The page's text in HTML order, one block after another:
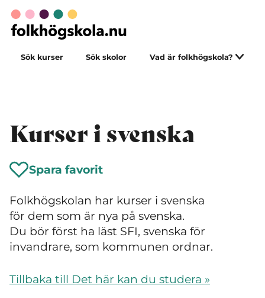
Sök kurser Sök skolor Vad är folkhögskola?
Kurser i svenska
Spara favorit
Folkhögskolan har kurser i svenska
för dem som är nya på svenska.
Du bör först ha läst SFI, svenska för
invandrare, som kommunen ordnar.
Tillbaka till Det här kan du studera »